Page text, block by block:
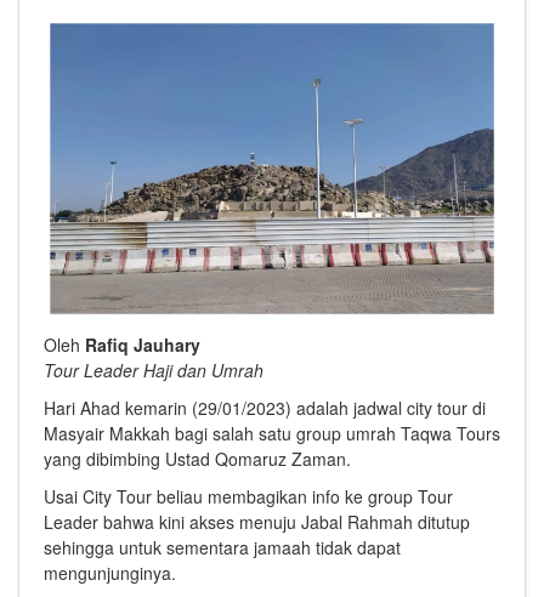
Oleh Rafiq Jauhary
Tour Leader Haji dan Umrah
Hari Ahad kemarin (29/01/2023) adalah jadwal city tour di
Masyair Makkah bagi salah satu group umrah Taqwa Tours
yang dibimbing Ustad Qomaruz Zaman.
Usai City Tour beliau membagikan info ke group Tour
Leader bahwa kini akses menuju Jabal Rahmah ditutup
sehingga untuk sementara jamaah tidak dapat
mengunjunginya.